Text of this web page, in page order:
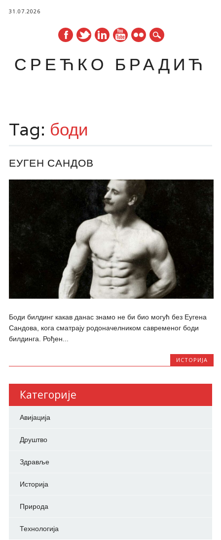
31.07.2026
СРЕЋКО БРАДИЋ
content
Tag: боди
ЕУГЕН САНДОВ
Боди билдинг какав данас знамо не би био могућ без Еугена
Сандова, кога сматрају родоначелником савременог боди
билдинга. Рођен...
ИСТОРИЈА
Категорије
Авијација
Друштво
Здравље
Историја
Природа
Технологија